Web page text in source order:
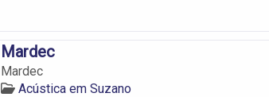
Mardec
Mardec
Acústica em Suzano